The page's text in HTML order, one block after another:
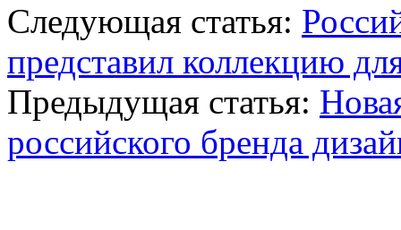
Следующая статья:
представил коллекцию
Предыдущая статья:
российского бренда